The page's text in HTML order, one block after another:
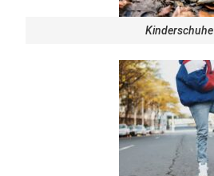
Kinderschuhe